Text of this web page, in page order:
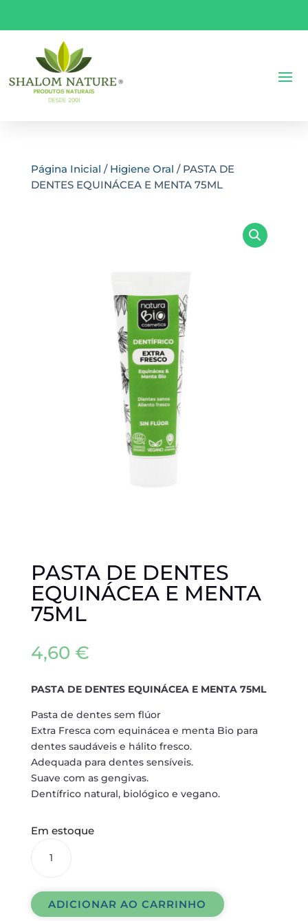
Página Inicial / Higiene Oral / PASTA DE
DENTES EQUINÁCEA E MENTA 75ML
PASTA DE DENTES
EQUINÁCEA E MENTA
75ML
4,60 €
PASTA DE DENTES EQUINÁCEA E MENTA 75ML
Pasta de dentes sem flúor
Extra Fresca com equinácea e menta Bio para
dentes saudáveis e hálito fresco.
Adequada para dentes sensíveis.
Suave com as gengivas.
Dentífrico natural, biológico e vegano.
Em estoque
EQUINÁCEA
E
ADICIONAR AO CARRINHO